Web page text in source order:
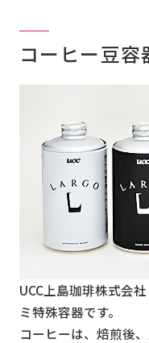
コーヒー豆容
UCC上島珈琲株式会
ミ特殊容器です。
コーヒーは、焙煎後